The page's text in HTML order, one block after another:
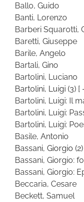
Ballo, Guido
Banti, Lorenzo
Barberi Squarotti,
Baretti, Giuseppe
Barile, Angelo
Bartali, Gino
Bartolini, Luciano
Bartolini, Luigi (3) [
Bartolini, Luigi: Il
Bartolini, Luigi:
Bartolini, Luigi:
Basile, Antonio
Bassani, Giorgio (2)
Bassani, Giorgio:
Bassani, Giorgio:
Beccaria, Cesare
Beckett, Samuel